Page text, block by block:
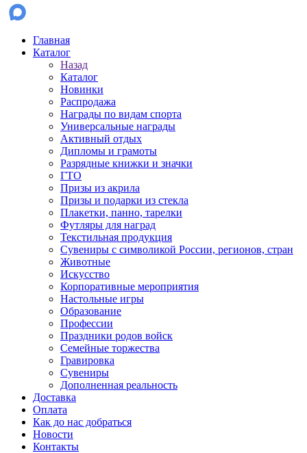
Главная
Каталог
Назад
Каталог
Новинки
Распродажа
Награды по видам спорта
Универсальные награды
Активный отдых
Дипломы и грамоты
Разрядные книжки и значки
ГТО
Призы из акрила
Призы и подарки из стекла
Плакетки, панно, тарелки
Футляры для наград
Текстильная продукция
Сувениры с символикой России, регионов, стран
Животные
Искусство
Корпоративные мероприятия
Настольные игры
Образование
Профессии
Праздники родов войск
Семейные торжества
Гравировка
Сувениры
Дополненная реальность
Доставка
Оплата
Как до нас добраться
Новости
Контакты